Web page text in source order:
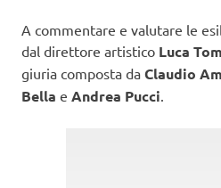
A commentare e valutare le
dal direttore artistico Luca
giuria composta da Claudio
Bella e Andrea Pucci